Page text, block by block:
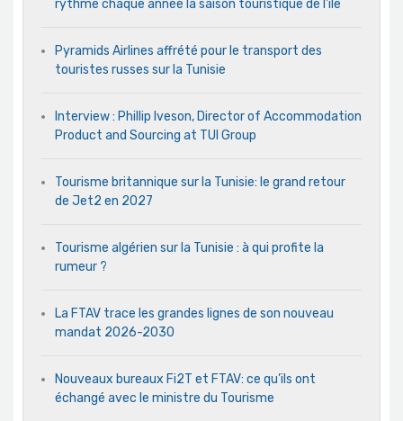
rythme chaque année la saison touristique de l’île
Pyramids Airlines affrété pour le transport des
touristes russes sur la Tunisie
Interview : Phillip Iveson, Director of Accommodation
Product and Sourcing at TUI Group
Tourisme britannique sur la Tunisie: le grand retour
de Jet2 en 2027
Tourisme algérien sur la Tunisie : à qui profite la
rumeur ?
La FTAV trace les grandes lignes de son nouveau
mandat 2026-2030
Nouveaux bureaux Fi2T et FTAV: ce qu’ils ont
échangé avec le ministre du Tourisme